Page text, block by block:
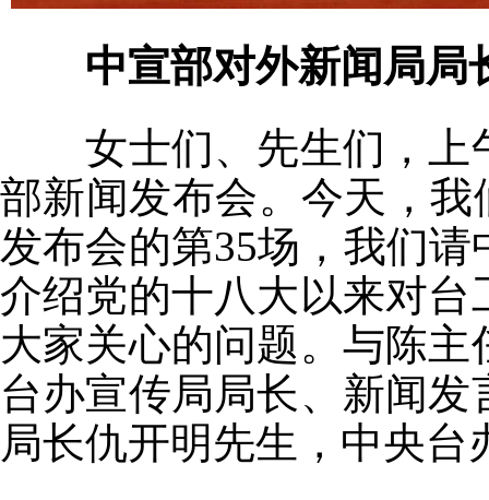
中宣部对外新闻局局
女士们、先生们，上
部新闻发布会。今天，
发布会的第35场，我们
介绍党的十八大以来对
大家关心的问题。与陈
台办宣传局局长、新闻
局长仇开明先生，中央